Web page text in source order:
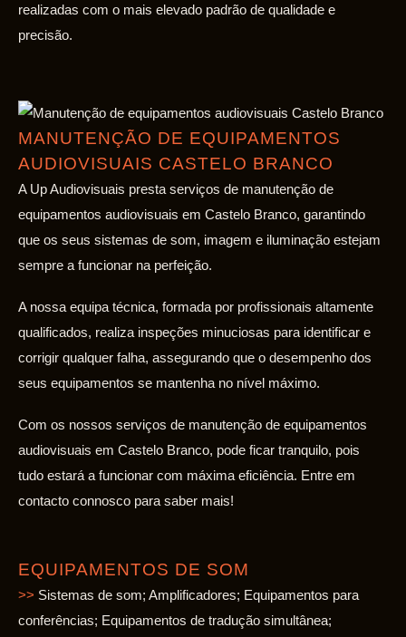
realizadas com o mais elevado padrão de qualidade e
precisão.
MANUTENÇÃO DE EQUIPAMENTOS
AUDIOVISUAIS CASTELO BRANCO
A Up Audiovisuais presta serviços de manutenção de
equipamentos audiovisuais em Castelo Branco, garantindo
que os seus sistemas de som, imagem e iluminação estejam
sempre a funcionar na perfeição.
A nossa equipa técnica, formada por profissionais altamente
qualificados, realiza inspeções minuciosas para identificar e
corrigir qualquer falha, assegurando que o desempenho dos
seus equipamentos se mantenha no nível máximo.
Com os nossos serviços de manutenção de equipamentos
audiovisuais em Castelo Branco, pode ficar tranquilo, pois
tudo estará a funcionar com máxima eficiência. Entre em
contacto connosco para saber mais!
EQUIPAMENTOS DE SOM
>> Sistemas de som; Amplificadores; Equipamentos para
conferências; Equipamentos de tradução simultânea;